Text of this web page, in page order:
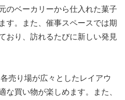
のベーカリーから仕入れた菓子
す。​また、催事スペースでは期
おり、訪れるたびに新しい発見
売り場が広々としたレイアウ
な買い物が楽しめます。​また、